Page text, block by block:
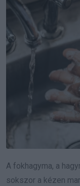
A fokhagyma, a
sokszor a kézen